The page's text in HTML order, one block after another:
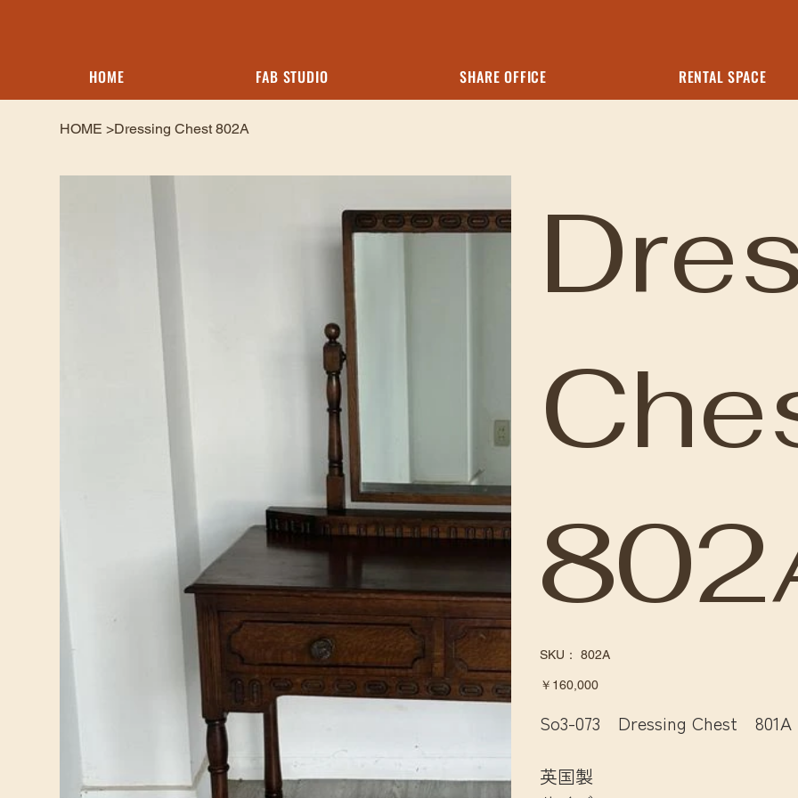
HOME FAB STUDIO SHARE OFFICE RENTAL SPACE
HOME >Dressing Chest 802A
SKU：
SKU：
802A
価
￥160,000
So3-073 Dressing Chest 801A
英国製